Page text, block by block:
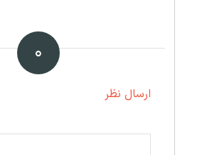
۰
ارسال نظر